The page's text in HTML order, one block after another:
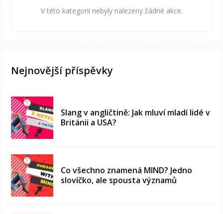
V této kategorii nebyly nalezeny žádné akce.
Nejnovější příspěvky
Slang v angličtině: Jak mluví mladí lidé v
Británii a USA?
Co všechno znamená MIND? Jedno
slovíčko, ale spousta významů